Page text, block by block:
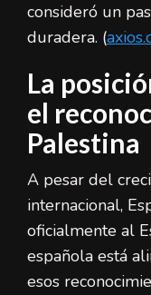
consideró un
duradera. (
La
el
Palestina
A pesar del
internacional,
oficialmente al
española está
esos